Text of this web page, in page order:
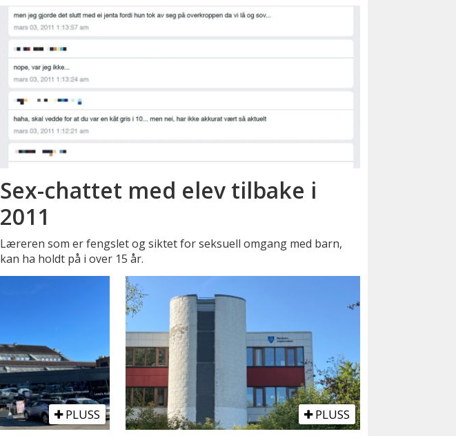
Sex-chattet med elev tilbake i
2011
Læreren som er fengslet og siktet for seksuell omgang med barn,
kan ha holdt på i over 15 år.
PLUSS PLUSS